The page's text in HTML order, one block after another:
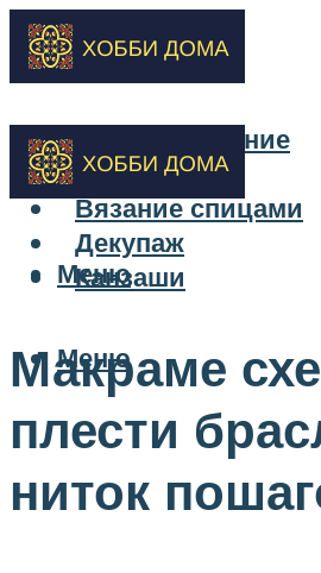
Бисероплетение
Вышивка
Вязание спицами
Декупаж
Канзаши
Меню
Меню
Макраме
плести
ниток